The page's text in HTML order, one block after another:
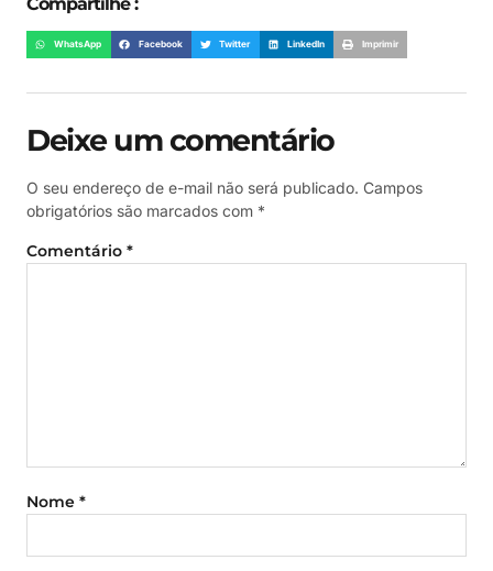
WhatsApp Facebook Twitter LinkedIn Imprimir
Deixe um comentário
O seu endereço de e-mail não será publicado. Campos
obrigatórios são marcados com *
Comentário *
Nome *